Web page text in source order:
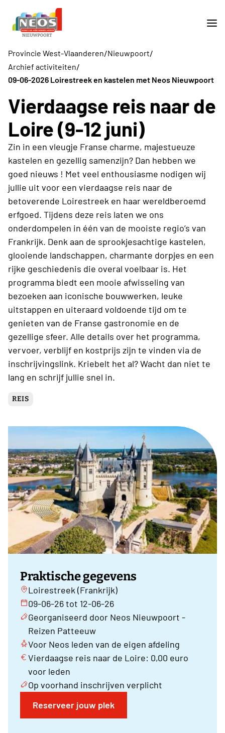
Provincie West-Vlaanderen/Nieuwpoort/
Archief activiteiten/
09-06-2026 Loirestreek en kastelen met Neos Nieuwpoort
Vierdaagse reis naar de
Loire (9-12 juni)
Zin in een vleugje Franse charme, majestueuze
kastelen en gezellig samenzijn? Dan hebben we
goed nieuws ! Met veel enthousiasme nodigen wij
jullie uit voor een vierdaagse reis naar de
betoverende Loirestreek en haar wereldberoemd
erfgoed. Tijdens deze reis laten we ons
onderdompelen in één van de mooiste regio’s van
Frankrijk. Denk aan de sprookjesachtige kastelen,
glooiende landschappen, charmante dorpjes en een
rijke geschiedenis die overal voelbaar is. Het
programma biedt een mooie afwisseling van
bezoeken aan iconische bouwwerken, leuke
uitstappen en uiteraard voldoende tijd om te
genieten van de Franse gastronomie en de
gezellige sfeer. Alle details over het programma,
vervoer, verblijf en kostprijs zijn te vinden via de
inschrijvingslink. Kriebelt het al? Wacht dan niet te
lang en schrijf jullie snel in.
REIS
Praktische gegevens
Loirestreek (Frankrijk)
09-06-26 tot 12-06-26
Georganiseerd door Neos Nieuwpoort -
Reizen Patteeuw
Voor Neos leden van de eigen afdeling
Vierdaagse reis naar de Loire: 0,00 euro
voor leden
Op voorhand inschrijven verplicht
Reserveer jouw plek